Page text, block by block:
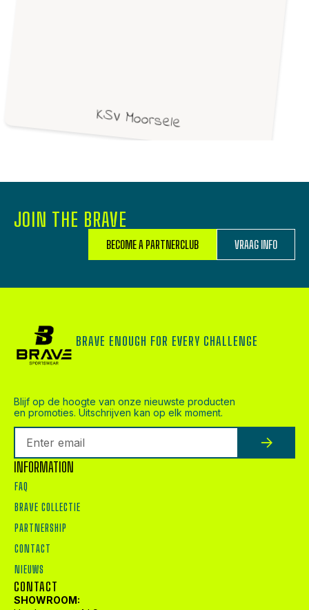
KSV Moorsele
JOIN THE BRAVE
VRAAG INFO
BECOME A PARTNERCLUB
BRAVE ENOUGH FOR EVERY CHALLENGE
Blijf op de hoogte van onze nieuwste producten
en promoties. Uitschrijven kan op elk moment.
INFORMATION
FAQ
BRAVE COLLECTIE
PARTNERSHIP
CONTACT
NIEUWS
CONTACT
SHOWROOM: